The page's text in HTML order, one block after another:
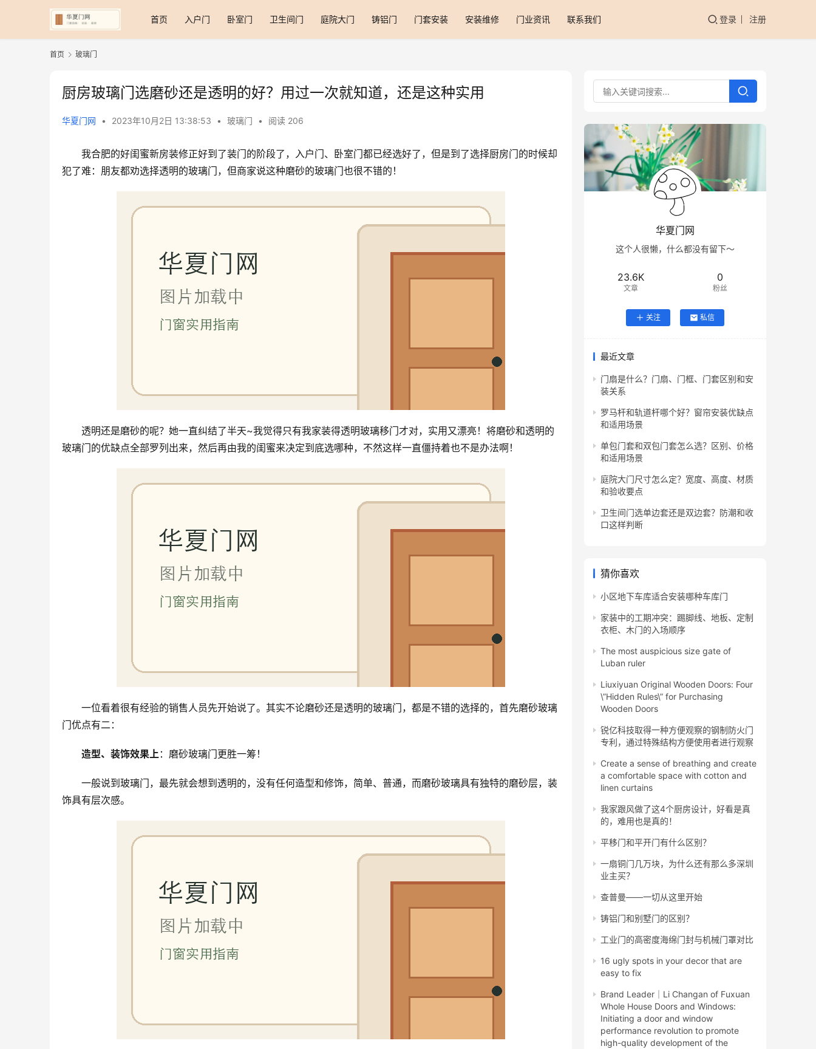
首页 入户门 卧室门 卫生间门 庭院大门 铸铝门 门套安装 安装维修 门业资讯 联系我们 登录 注册
首页 玻璃门
厨房玻璃门选磨砂还是透明的好？用过一次就知道，还是这种实用
华夏门网 • 2023年10月2日 13:38:53 • 玻璃门 • 阅读 206
我合肥的好闺蜜新房装修正好到了装门的阶段了，入户门、卧室门都已经选好了，但是到了选择厨房门的时候却
犯了难：朋友都劝选择透明的玻璃门，但商家说这种磨砂的玻璃门也很不错的！
透明还是磨砂的呢？她一直纠结了半天~我觉得只有我家装得透明玻璃移门才对，实用又漂亮！将磨砂和透明的
玻璃门的优缺点全部罗列出来，然后再由我的闺蜜来决定到底选哪种，不然这样一直僵持着也不是办法啊！
一位看着很有经验的销售人员先开始说了。其实不论磨砂还是透明的玻璃门，都是不错的选择的，首先磨砂玻璃
门优点有二：
造型、装饰效果上：磨砂玻璃门更胜一筹！
一般说到玻璃门，最先就会想到透明的，没有任何造型和修饰，简单、普通，而磨砂玻璃具有独特的磨砂层，装
饰具有层次感。
华夏门网
这个人很懒，什么都没有留下～
23.6K
文章
0
粉丝
关注 私信
最近文章
门扇是什么？门扇、门框、门套区别和安
装关系
罗马杆和轨道杆哪个好？窗帘安装优缺点
和适用场景
单包门套和双包门套怎么选？区别、价格
和适用场景
庭院大门尺寸怎么定？宽度、高度、材质
和验收要点
卫生间门选单边套还是双边套？防潮和收
口这样判断
猜你喜欢
小区地下车库适合安装哪种车库门
家装中的工期冲突：踢脚线、地板、定制
衣柜、木门的入场顺序
The most auspicious size gate of
Luban ruler
Liuxiyuan Original Wooden Doors: Four
\”Hidden Rules\” for Purchasing
Wooden Doors
锐亿科技取得一种方便观察的钢制防火门
专利，通过特殊结构方便使用者进行观察
Create a sense of breathing and create
a comfortable space with cotton and
linen curtains
我家跟风做了这4个厨房设计，好看是真
的，难用也是真的！
平移门和平开门有什么区别？
一扇铜门几万块，为什么还有那么多深圳
业主买？
查普曼——一切从这里开始
铸铝门和别墅门的区别？
工业门的高密度海绵门封与机械门罩对比
16 ugly spots in your decor that are
easy to fix
Brand Leader｜Li Changan of Fuxuan
Whole House Doors and Windows:
Initiating a door and window
performance revolution to promote
high-quality development of the